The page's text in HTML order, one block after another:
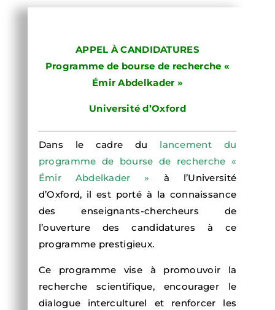
APPEL À CANDIDATURES
Programme de bourse de recherche «
Émir Abdelkader »
Université d’Oxford
Dans le cadre du lancement du
programme de bourse de recherche «
Émir Abdelkader » à l’Université
d’Oxford, il est porté à la connaissance
des enseignants-chercheurs de
l’ouverture des candidatures à ce
programme prestigieux.
Ce programme vise à promouvoir la
recherche scientifique, encourager le
dialogue interculturel et renforcer les